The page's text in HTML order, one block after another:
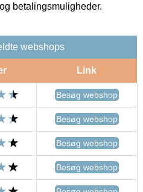
betalingsmuligheder.
webshops
Link
Besøg webshop
Besøg webshop
Besøg webshop
Besøg webshop